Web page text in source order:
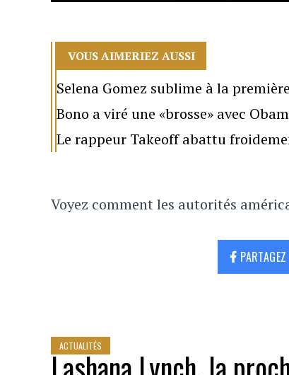
VOUS AIMERIEZ AUSSI
Selena Gomez sublime à la
Bono a viré une «brosse» avec
Le rappeur Takeoff abattu
Voyez comment les autorités
PARTAGEZ
ACTUALITÉS